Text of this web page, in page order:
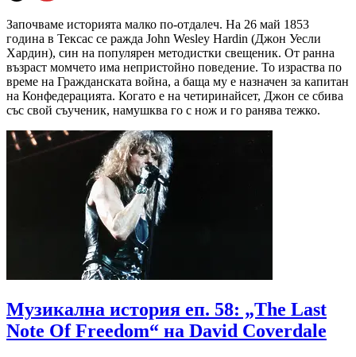
Започваме историята малко по-отдалеч. На 26 май 1853
година в Тексас се ражда John Wesley Hardin (Джон Уесли
Хардин), син на популярен методистки свещеник. От ранна
възраст момчето има непристойно поведение. То израства по
време на Гражданската война, а баща му е назначен за капитан
на Конфедерацията. Когато е на четиринайсет, Джон се сбива
със свой съученик, намушква го с нож и го ранява тежко.
Музикална история еп. 58: „The Last
Note Of Freedom“ на David Coverdale